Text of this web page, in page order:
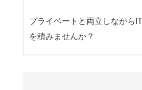
プライベートと両立しながら
を積みませんか？